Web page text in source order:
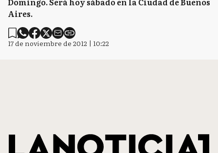
Aires.
17 de noviembre de 2012 | 10:22